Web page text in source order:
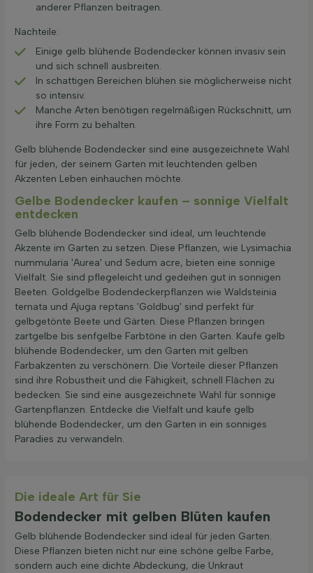
anderer Pflanzen beitragen.
Nachteile:
Einige gelb blühende Bodendecker können invasiv sein
und sich schnell ausbreiten.
In schattigen Bereichen blühen sie möglicherweise nicht
so intensiv.
Manche Arten benötigen regelmäßigen Rückschnitt, um
ihre Form zu behalten.
Gelb blühende Bodendecker sind eine ausgezeichnete Wahl
für jeden, der seinem Garten mit leuchtenden gelben
Akzenten Leben einhauchen möchte.
Gelbe Bodendecker kaufen – sonnige Vielfalt
entdecken
Gelb blühende Bodendecker sind ideal, um leuchtende
Akzente im Garten zu setzen. Diese Pflanzen, wie Lysimachia
nummularia 'Aurea' und Sedum acre, bieten eine sonnige
Vielfalt. Sie sind pflegeleicht und gedeihen gut in sonnigen
Beeten. Goldgelbe Bodendeckerpflanzen wie Waldsteinia
ternata und Ajuga reptans 'Goldbug' sind perfekt für
gelbgetönte Beete und Gärten. Diese Pflanzen bringen
zartgelbe bis senfgelbe Farbtöne in den Garten. Kaufe gelb
blühende Bodendecker, um den Garten mit gelben
Farbakzenten zu verschönern. Die Vorteile dieser Pflanzen
sind ihre Robustheit und die Fähigkeit, schnell Flächen zu
bedecken. Sie sind eine ausgezeichnete Wahl für sonnige
Gartenpflanzen. Entdecke die Vielfalt und kaufe gelb
blühende Bodendecker, um den Garten in ein sonniges
Paradies zu verwandeln.
Die ideale Art für Sie
Bodendecker mit gelben Blüten kaufen
Gelb blühende Bodendecker sind ideal für jeden Garten.
Diese Pflanzen bieten nicht nur eine schöne gelbe Farbe,
sondern auch eine dichte Abdeckung, die Unkraut